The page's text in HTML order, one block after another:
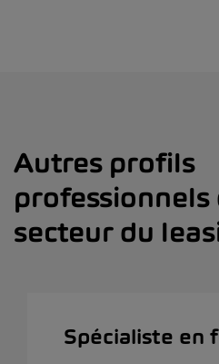
Autres profils
professionnels
secteur du
Spécialiste en